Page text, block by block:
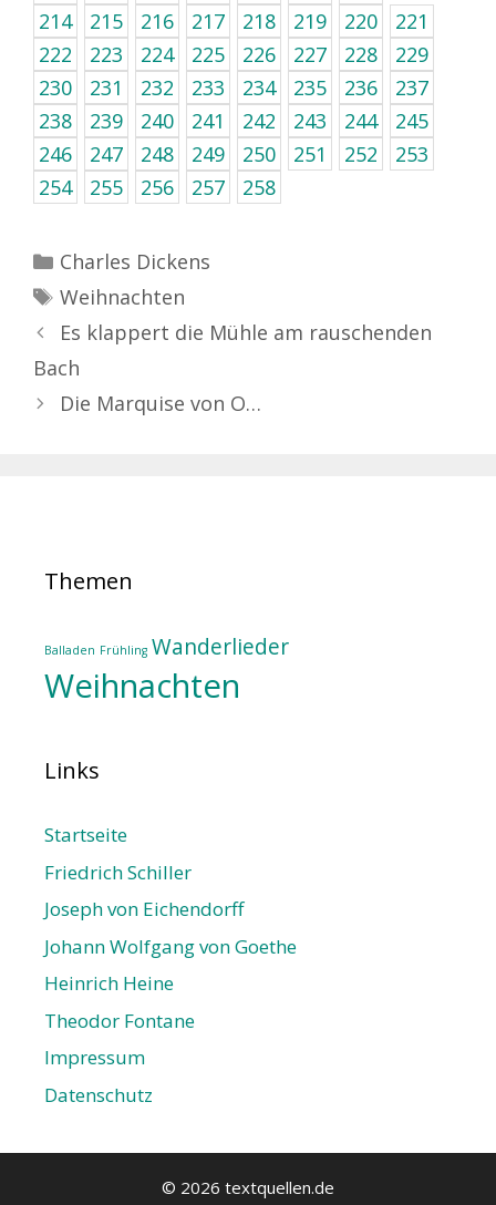
214
215 216 217 218 219 220
221
222
223 224 225 226 227 228
229
230
231 232 233 234 235 236
237
238
239 240 241 242 243 244
245
246
247 248 249 250 251 252
253
254
255 256 257 258
Kategorien
Charles Dickens
Schlagwörter
Weihnachten
Es klappert die Mühle am rauschenden
Bach
Die Marquise von O…
Themen
Balladen Frühling Wanderlieder
Weihnachten
Links
Startseite
Friedrich Schiller
Joseph von Eichendorff
Johann Wolfgang von Goethe
Heinrich Heine
Theodor Fontane
Impressum
Datenschutz­
© 2026 textquellen.de